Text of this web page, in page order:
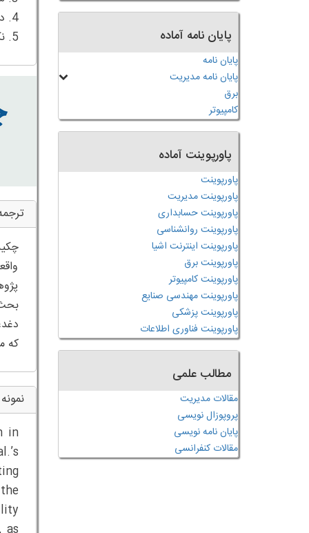
5. نکات نتیجه گیری
که
in
پایان نامه آماده
پایان نامه
پایان نامه مدیریت
برق
کامپیوتر
پاورپوینت آماده
پاورپوینت
پاورپوینت مدیریت
پاورپوینت حسابداری
پاورپوینت روانشناسی
پاورپوینت اینترنت اشیا
پاورپوینت برق
پاورپوینت کامپیوتر
پاورپوینت مهندسی صنایع
پاورپوینت پزشکی
پاورپوینت فناوری اطلاعات
مطالب علمی
مقالات مدیریت
پروپوزال نویسی
پایان نامه نویسی
مقالات کنفرانسی